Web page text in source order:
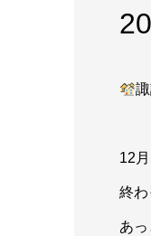
12
終
あっ